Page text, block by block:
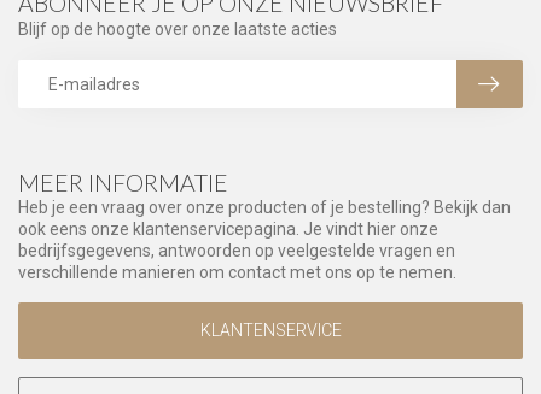
MEER INFORMATIE
Heb je een vraag over onze producten of je bestelling? Bekijk dan
ook eens onze klantenservicepagina. Je vindt hier onze
bedrijfsgegevens, antwoorden op veelgestelde vragen en
verschillende manieren om contact met ons op te nemen.
KLANTENSERVICE
Blijf op de hoogte over onze laatste acties